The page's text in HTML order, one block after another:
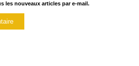
les nouveaux articles par e-mail.